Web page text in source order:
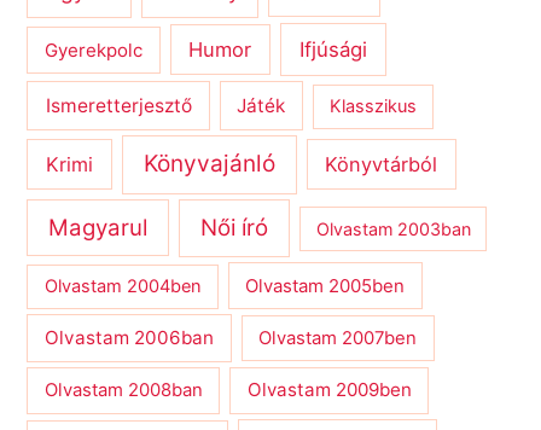
Gyerekpolc Humor Ifjúsági
Ismeretterjesztő Játék Klasszikus
Krimi Könyvajánló Könyvtárból
Magyarul Női író Olvastam 2003ban
Olvastam 2004ben Olvastam 2005ben
Olvastam 2006ban Olvastam 2007ben
Olvastam 2008ban Olvastam 2009ben